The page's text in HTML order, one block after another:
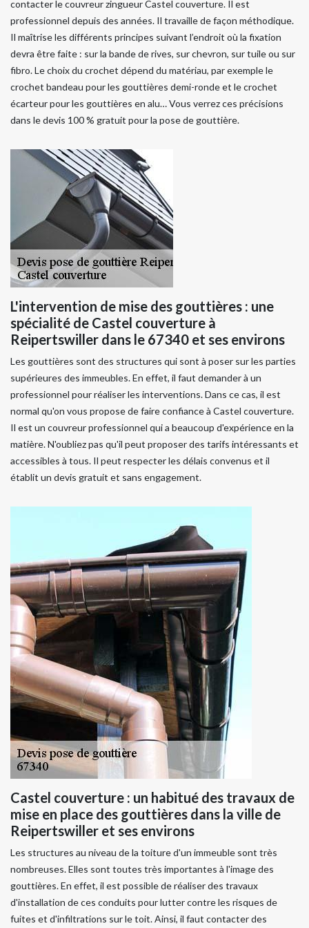
contacter le couvreur zingueur Castel couverture. Il est
professionnel depuis des années. Il travaille de façon méthodique.
Il maîtrise les différents principes suivant l’endroit où la fixation
devra être faite : sur la bande de rives, sur chevron, sur tuile ou sur
fibro. Le choix du crochet dépend du matériau, par exemple le
crochet bandeau pour les gouttières demi-ronde et le crochet
écarteur pour les gouttières en alu… Vous verrez ces précisions
dans le devis 100 % gratuit pour la pose de gouttière.
L'intervention de mise des gouttières : une
spécialité de Castel couverture à
Reipertswiller dans le 67340 et ses environs
Les gouttières sont des structures qui sont à poser sur les parties
supérieures des immeubles. En effet, il faut demander à un
professionnel pour réaliser les interventions. Dans ce cas, il est
normal qu'on vous propose de faire confiance à Castel couverture.
Il est un couvreur professionnel qui a beaucoup d'expérience en la
matière. N'oubliez pas qu'il peut proposer des tarifs intéressants et
accessibles à tous. Il peut respecter les délais convenus et il
établit un devis gratuit et sans engagement.
Castel couverture : un habitué des travaux de
mise en place des gouttières dans la ville de
Reipertswiller et ses environs
Les structures au niveau de la toiture d'un immeuble sont très
nombreuses. Elles sont toutes très importantes à l'image des
gouttières. En effet, il est possible de réaliser des travaux
d'installation de ces conduits pour lutter contre les risques de
fuites et d'infiltrations sur le toit. Ainsi, il faut contacter des